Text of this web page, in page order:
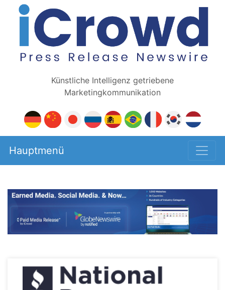
Künstliche Intelligenz getriebene
Marketingkommunikation
Hauptmenü